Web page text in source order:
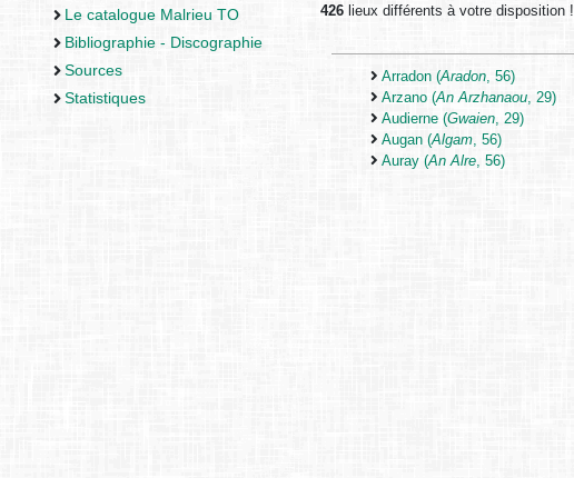
Le catalogue Malrieu TO
Bibliographie - Discographie
Sources
Statistiques
426 lieux différents à votre disposition !
Arradon (Aradon, 56)
Arzano (An Arzhanaou, 29)
Audierne (Gwaien, 29)
Augan (Algam, 56)
Auray (An Alre, 56)